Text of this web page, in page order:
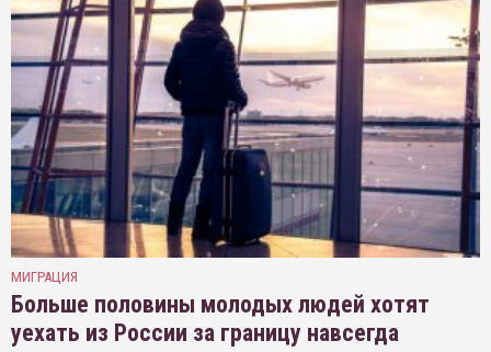
МИГРАЦИЯ
Больше половины молодых людей хотят
уехать из России за границу навсегда